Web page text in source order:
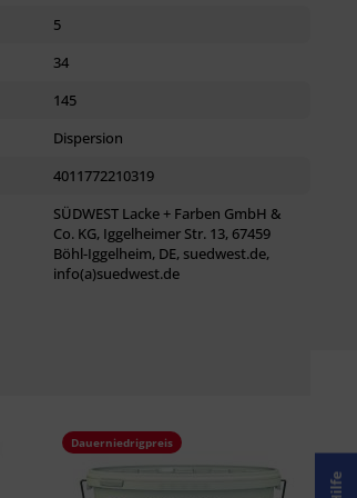
5
34
145
Dispersion
4011772210319
SÜDWEST Lacke + Farben GmbH &
Co. KG, Iggelheimer Str. 13, 67459
Böhl-Iggelheim, DE, suedwest.de,
info(a)suedwest.de
Dauerniedrigpreis
Hilfe